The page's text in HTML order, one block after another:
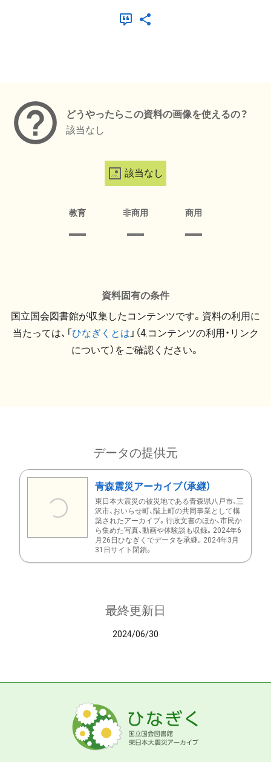
どうやったらこの資料の画像を使えるの？
該当なし
該当なし
教育 非商用 商用
資料固有の条件
国立国会図書館が収集したコンテンツです。資料の利用に
当たっては、「ひなぎくとは 」（4.コンテンツの利用・リンク
について）をご確認ください。
データの提供元
青森震災アーカイブ（承継）
東日本大震災の被災地である青森県八戸市、三
沢市、おいらせ町、階上町の共同事業として構
築されたアーカイブ。行政文書のほか、市民か
ら集めた写真、動画や体験談も収録。2024年6
月26日ひなぎくでデータを承継。2024年3月
31日サイト閉鎖。
最終更新日
2024/06/30